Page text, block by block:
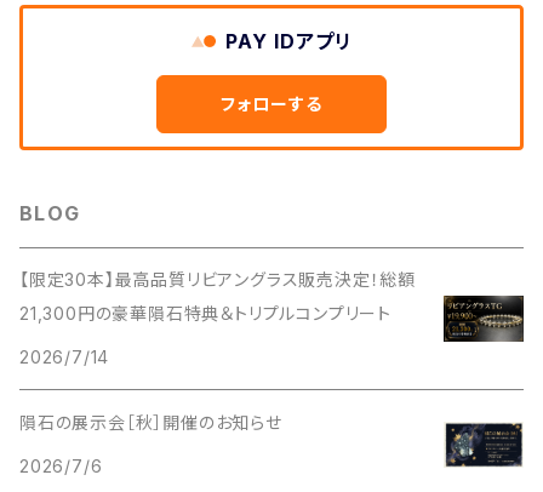
PAY IDアプリ
フォローする
BLOG
【限定30本】最高品質リビアングラス販売決定！総額
21,300円の豪華隕石特典＆トリプルコンプリート
2026/7/14
隕石の展示会［秋］開催のお知らせ
2026/7/6